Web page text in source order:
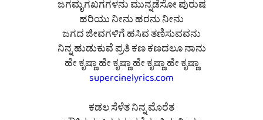
ಜಗಮೃಗಖಗಗಳನು ಮುನ್ನಡೆಸೋ ಪುರುಷ
ಹರಿಯು ನೀನು ಹರನು ನೀನು
ಜಗದ ಜೀವಗಳಿಗೆ ಹಸಿವ ತಣಿಸುವವನು
ನಿನ್ನ ಹುಡುಕುವೆ ಪ್ರತಿ ಕಣ ಕಣದಲೂ ನಾನು
ಹೇ ಕೃಷ್ಣಾ ಹೇ ಕೃಷ್ಣಾ ಹೇ ಕೃಷ್ಣಾ ಹೇ ಕೃಷ್ಣಾ
supercinelyrics.com
ಕಡಲ ಸೆಳೆತ ನಿನ್ನ ಮೊರೆತ